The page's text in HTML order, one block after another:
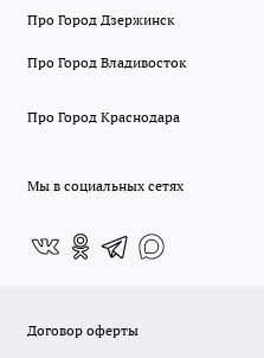
Про Город Дзержинск
Про Город Владивосток
Про Город Краснодара
Мы в социальных сетях
Договор оферты